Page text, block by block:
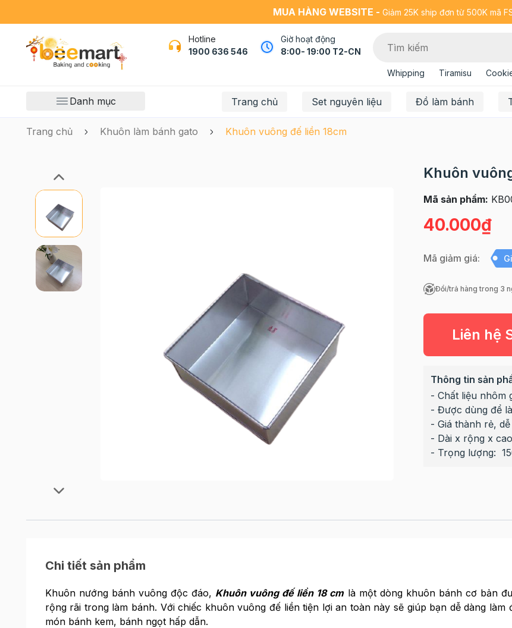
MUA HÀNG WEBSITE - Giảm 25K ship đơn từ 500K mã
Hotline
1900 636 546
Giờ hoạt động
8:00- 19:00 T2-CN
Whipping Tiramisu
Danh mục Trang chủ Set nguyên liệu Đồ làm bánh
Trang chủ Khuôn làm bánh gato Khuôn vuông đế liền 18cm
Khuôn
Mã sản phẩm:
40.000₫
Mã giảm giá:
Đổi/trả hàng trong 3
Liên hệ
Thông tin sản
- Chất liệu nhôm
- Được dùng để
- Giá thành rẻ,
- Dài x rộng x
- Trọng lượng:
Chi tiết sản phẩm
Khuôn nướng bánh vuông độc đáo, Khuôn vuông đế liền 18 cmlà một dòng khuôn bánh cơ bản
rộng rãi trong làm bánh. Với chiếc khuôn vuông đế liền tiện lợi an toàn này sẽ giúp bạn dễ dàng làm
món bánh kem, bánh ngọt hấp dẫn.